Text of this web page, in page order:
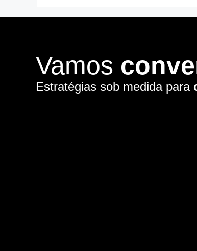
Vamos
Estratégias sob medida para